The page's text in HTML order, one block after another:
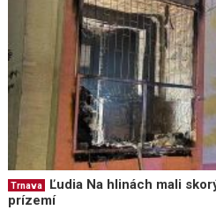
Trnava
Ľudia Na hlinách mali
prízemí